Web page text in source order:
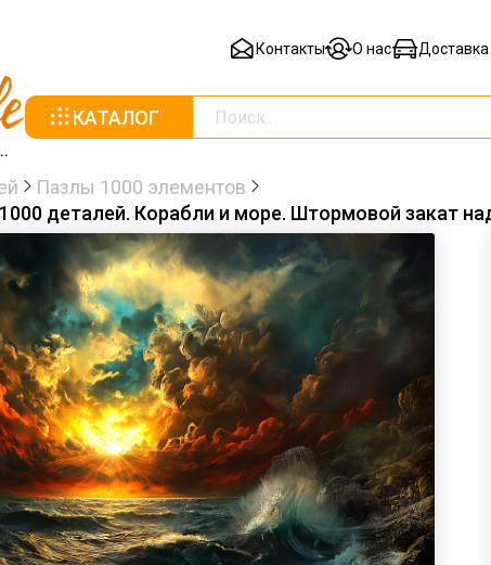
Контакты О нас Доставка
КАТАЛОГ
Пазлы 1000 элементов
деталей. Корабли и море. Штормовой закат